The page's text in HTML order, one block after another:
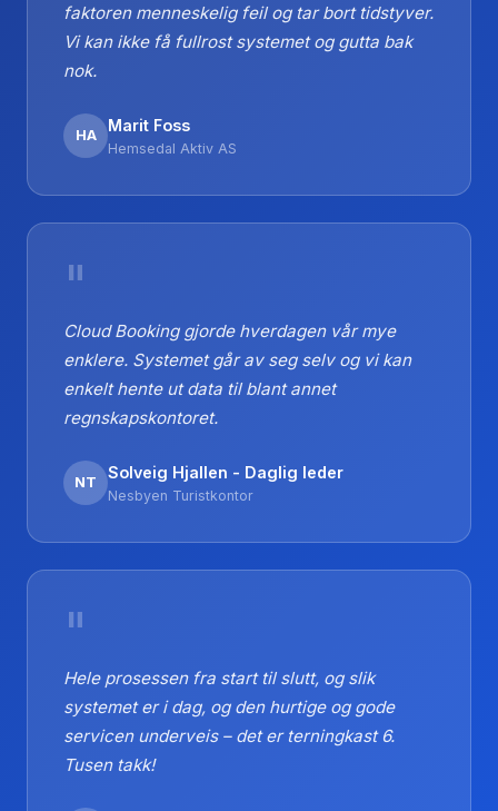
faktoren menneskelig feil og tar bort tidstyver.
Vi kan ikke få fullrost systemet og gutta bak
nok.
HA
Marit Foss
Hemsedal Aktiv AS
"
Cloud Booking gjorde hverdagen vår mye
enklere. Systemet går av seg selv og vi kan
enkelt hente ut data til blant annet
regnskapskontoret.
NT
Solveig Hjallen - Daglig leder
Nesbyen Turistkontor
"
Hele prosessen fra start til slutt, og slik
systemet er i dag, og den hurtige og gode
servicen underveis – det er terningkast 6.
Tusen takk!